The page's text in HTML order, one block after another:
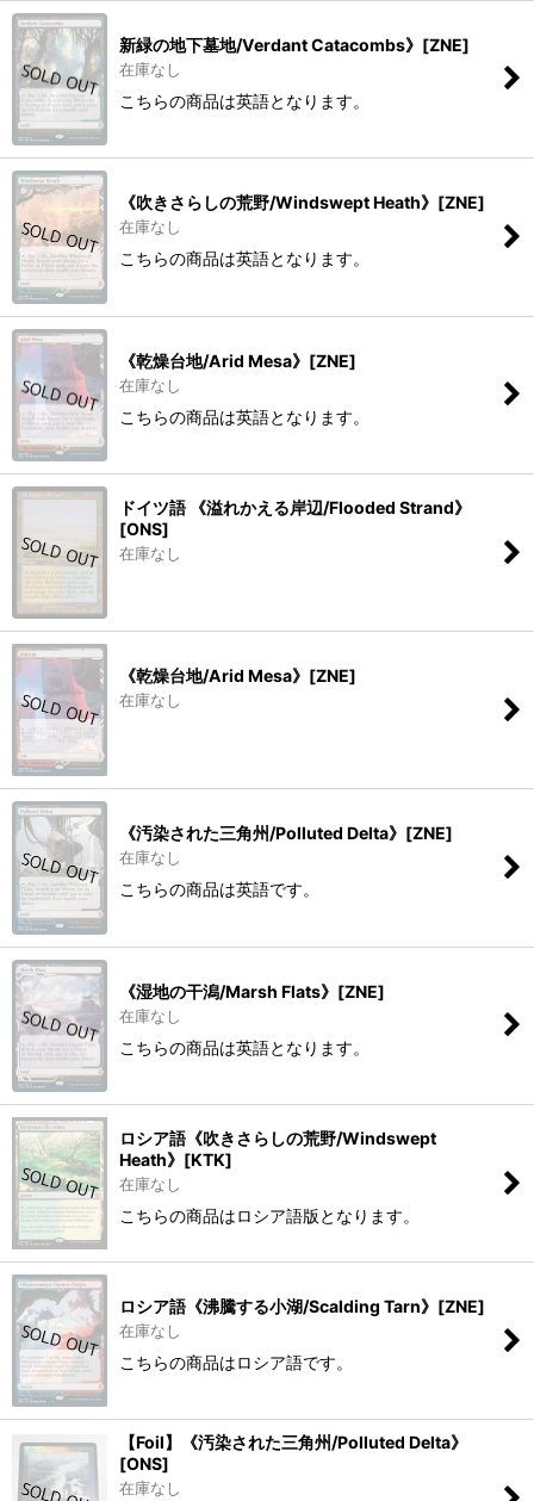
新緑の地下墓地/Verdant Catacombs》[ZNE]
在庫なし
こちらの商品は英語となります。
《吹きさらしの荒野/Windswept Heath》[ZNE]
在庫なし
こちらの商品は英語となります。
《乾燥台地/Arid Mesa》[ZNE]
在庫なし
こちらの商品は英語となります。
ドイツ語 《溢れかえる岸辺/Flooded Strand》
[ONS]
在庫なし
《乾燥台地/Arid Mesa》[ZNE]
在庫なし
《汚染された三角州/Polluted Delta》[ZNE]
在庫なし
こちらの商品は英語です。
《湿地の干潟/Marsh Flats》[ZNE]
在庫なし
こちらの商品は英語となります。
ロシア語《吹きさらしの荒野/Windswept
Heath》[KTK]
在庫なし
こちらの商品はロシア語版となります。
ロシア語《沸騰する小湖/Scalding Tarn》[ZNE]
在庫なし
こちらの商品はロシア語です。
【Foil】《汚染された三角州/Polluted Delta》
[ONS]
在庫なし